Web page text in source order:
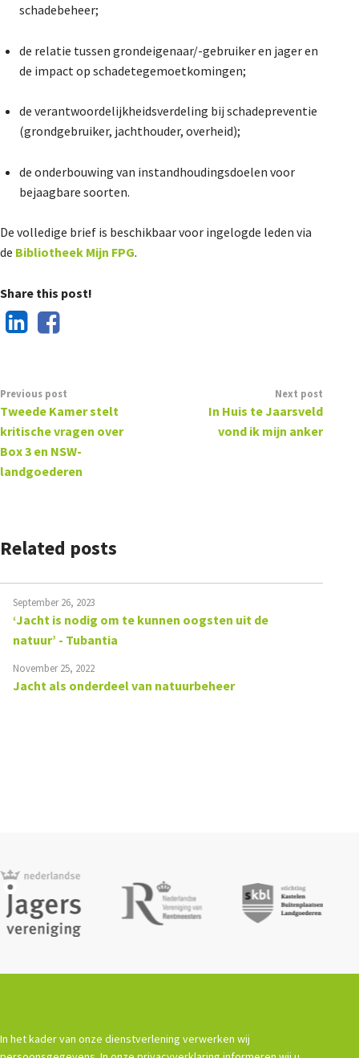
schadebeheer;
de relatie tussen grondeigenaar/-gebruiker en jager en
de impact op schadetegemoetkomingen;
de verantwoordelijkheidsverdeling bij schadepreventie
(grondgebruiker, jachthouder, overheid);
de onderbouwing van instandhoudingsdoelen voor
bejaagbare soorten.
De volledige brief is beschikbaar voor ingelogde leden via
de Bibliotheek Mijn FPG.
Share this post!
Previous post
Tweede Kamer stelt
kritische vragen over
Box 3 en NSW-
landgoederen
Next post
In Huis te Jaarsveld
vond ik mijn anker
Related posts
September 26, 2023
‘Jacht is nodig om te kunnen oogsten uit de
natuur’ - Tubantia
November 25, 2022
Jacht als onderdeel van natuurbeheer
In het kader van onze dienstverlening verwerken wij